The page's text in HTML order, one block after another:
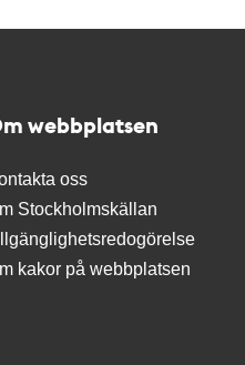
webbplatsen
oss
Stockholmskällan
kakor på webbplatsen